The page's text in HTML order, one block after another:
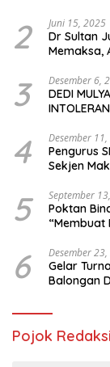
2 Juni 15, 2025
Dr Sultan
Memaksa,
3 Desember 6,
DEDI
4 Desember
Pengurus
Sekjen
5 September
Poktan
“Membuat
6 Desember
Gelar
Balongan
Pojok Redaksi